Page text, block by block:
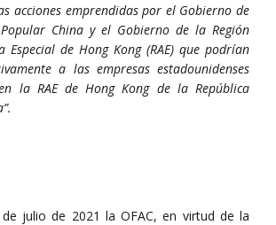
acciones emprendidas por el Gobierno de
China y el Gobierno de la Región
Especial de Hong Kong (RAE) que podrían
a las empresas estadounidenses
la RAE de Hong Kong de la República
julio de 2021 la OFAC, en virtud de la